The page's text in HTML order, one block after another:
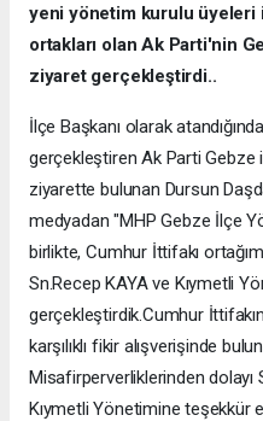
yeni yönetim kurulu üyeleri
ortakları olan Ak Parti'nin
ziyaret gerçekleştirdi..
İlçe Başkanı olarak
gerçekleştiren Ak Parti Gebze
ziyarette bulunan Dursun
medyadan "MHP Gebze İlçe
birlikte, Cumhur İttifakı
Sn.Recep KAYA ve Kıymetli
gerçekleştirdik.Cumhur
karşılıklı fikir alışverişinde
Misafirperverliklerinden dolayı
Kıymetli Yönetimine teşekkür